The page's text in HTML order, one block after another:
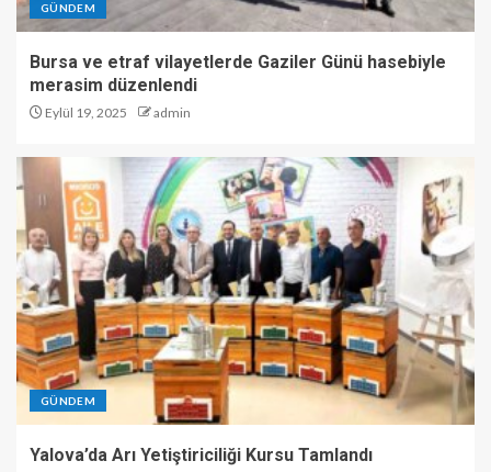
GÜNDEM
Bursa ve etraf vilayetlerde Gaziler Günü hasebiyle
merasim düzenlendi
Eylül 19, 2025 admin
GÜNDEM
Yalova’da Arı Yetiştiriciliği Kursu Tamlandı